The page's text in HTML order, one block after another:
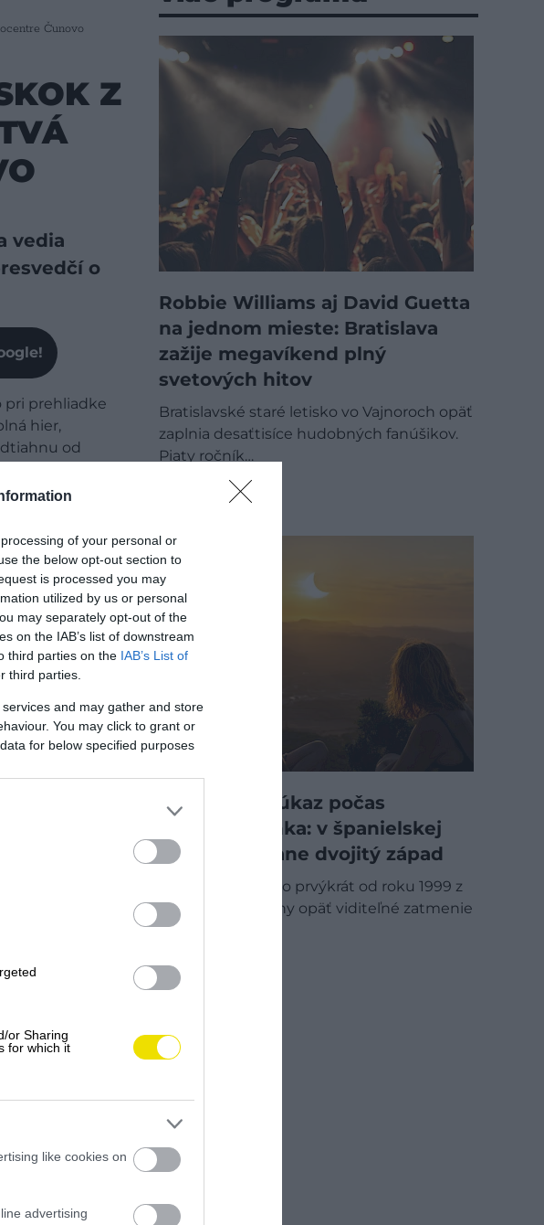
of your personal or
the below opt-out section to
is processed you may
utilized by us or personal
may separately opt-out of the
on the IAB’s list of downstream
third parties on the IAB’s List of
third parties.
and may gather and store
You may click to grant or
for below specified purposes
or Sharing
for which it
like cookies on
advertising
Čunovo
Z
vedia
o
pri prehliadke
hier,
od
kaštieľa,
rozsvieti
čaká.
Foto:Kaštieľ Čunovo
Robbie Williams aj David Guetta
na jednom mieste: Bratislava
zažije megavíkend plný
svetových hitov
Bratislavské staré letisko vo Vajnoroch opäť
zaplnia desaťtisíce hudobných fanúšikov.
Piaty ročník…
Neobyčajný úkaz počas
zatmenia Slnka: v španielskej
dedine nastane dvojitý západ
O pár dní bude po prvýkrát od roku 1999 z
európskej pevniny opäť viditeľné zatmenie
Slnka. Jeho…